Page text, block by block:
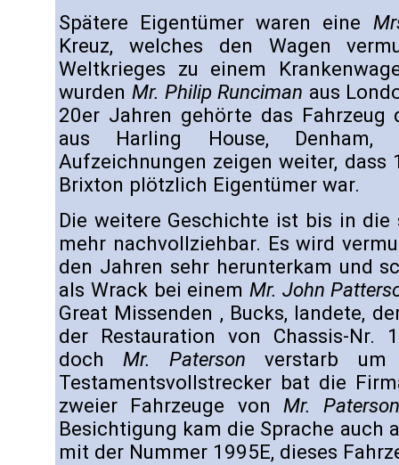
Spätere Eigentümer waren eine
Kreuz, welches den Wagen
Weltkrieges zu einem
wurden Mr. Philip Runciman aus
20er Jahren gehörte das
aus Harling House,
Aufzeichnungen zeigen weiter,
Brixton plötzlich Eigentümer war.
Die weitere Geschichte ist bis in
mehr nachvollziehbar. Es wird
den Jahren sehr herunterkam und
als Wrack bei einemMr. John
Great Missenden , Bucks, landete,
der Restauration von Chassis-Nr.
dochMr. Paterson verstarb um
Testamentsvollstrecker bat die
zweier Fahrzeuge vonMr. Paterson
Besichtigung kam die Sprache auch
mit der Nummer 1995E, dieses